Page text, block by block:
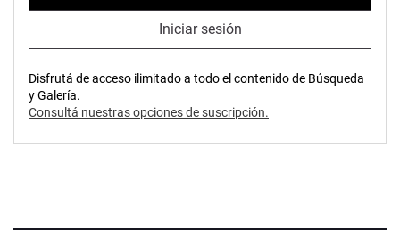
Iniciar sesión
Disfrutá de acceso ilimitado a todo el contenido de Búsqueda
y Galería.
Consultá nuestras opciones de suscripción.